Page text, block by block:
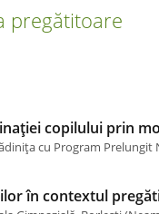
pregătitoare
copilului prin
cu Program Prelungit
în contextul